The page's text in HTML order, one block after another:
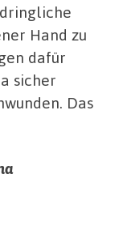
Hand zu
dafür
sicher
Das